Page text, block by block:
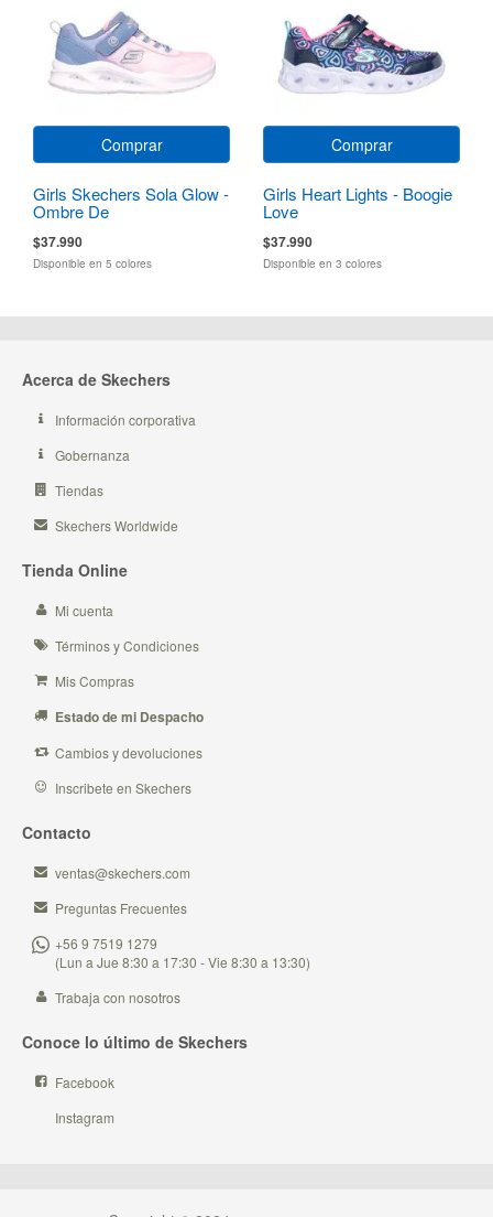
Comprar
Girls Skechers Sola Glow -
Ombre De
$37.990
Disponible en 5 colores
Comprar
Girls Heart Lights - Boogie
Love
$37.990
Disponible en 3 colores
Acerca de Skechers
Información corporativa
Gobernanza
Tiendas
Skechers Worldwide
Tienda Online
Mi cuenta
Términos y Condiciones
Mis Compras
Estado de mi Despacho
Cambios y devoluciones
Inscribete en Skechers
Contacto
ventas@skechers.com
Preguntas Frecuentes
+56 9 7519 1279
(Lun a Jue 8:30 a 17:30 - Vie 8:30 a 13:30)
Trabaja con nosotros
Conoce lo último de Skechers
Facebook
Instagram